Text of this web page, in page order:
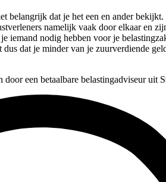
belangrijk dat je het een en ander
namelijk vaak door elkaar en
iemand nodig hebben voor je
dat je minder van je zuurverdiende
een betaalbare belastingadviseur uit